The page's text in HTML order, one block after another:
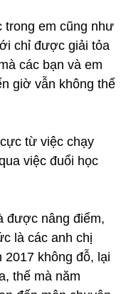
trong em cũng như
chỉ được giải tỏa
các bạn và em
giờ vẫn không thể
từ việc chạy
việc đuổi học
được nâng điểm,
là các anh chị
2017 không đỗ, lại
thế mà năm